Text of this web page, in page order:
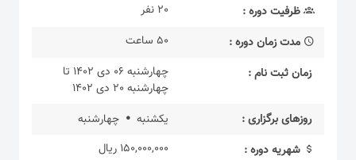
ظرفیت دوره :
20 نفر
مدت زمان دوره :
50 ساعت
زمان ثبت نام :
چهارشنبه 06 دی 1402 تا
چهارشنبه 20 دی 1402
روزهای برگزاری :
یکشنبه
چهارشنبه
شهریه دوره :
150,000,000 ریال